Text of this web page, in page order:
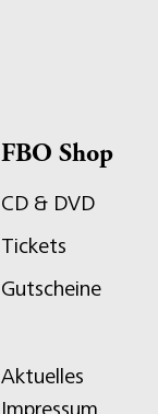
FBO Shop
CD & DVD
Tickets
Gutscheine
Aktuelles